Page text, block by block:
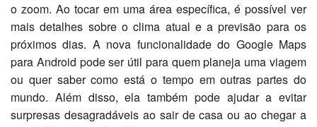
o zoom. Ao tocar em uma área específica, é possível ver
mais detalhes sobre o clima atual e a previsão para os
próximos dias. A nova funcionalidade do Google Maps
para Android pode ser útil para quem planeja uma viagem
ou quer saber como está o tempo em outras partes do
mundo. Além disso, ela também pode ajudar a evitar
surpresas desagradáveis ao sair de casa ou ao chegar a